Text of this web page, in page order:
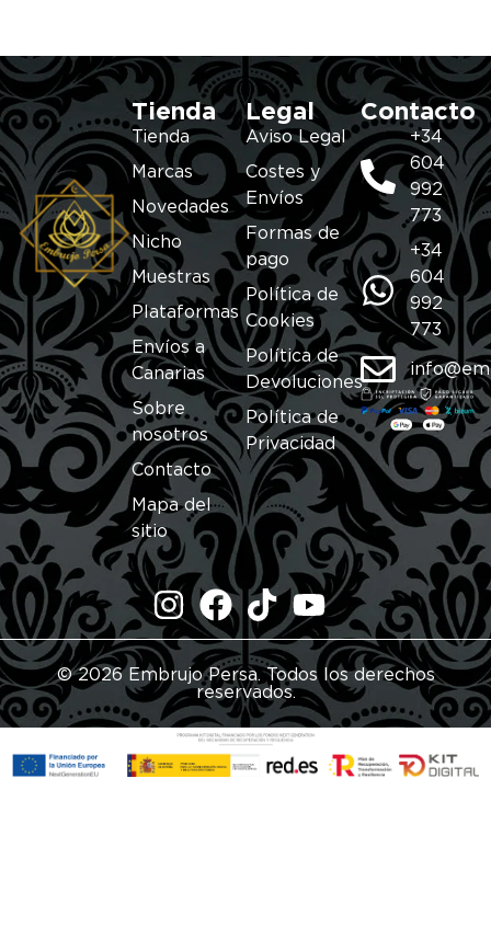
Tienda
Tienda
Marcas
Novedades
Nicho
Muestras
Plataformas
Envíos a
Canarias
Sobre
nosotros
Contacto
Mapa del
sitio
Legal
Aviso Legal
Costes y
Envíos
Formas de
pago
Política de
Cookies
Política de
Devoluciones
Política de
Privacidad
Contacto
+34
604
992
773
+34
604
992
773
© 2026 Embrujo Persa. Todos los derechos
reservados.